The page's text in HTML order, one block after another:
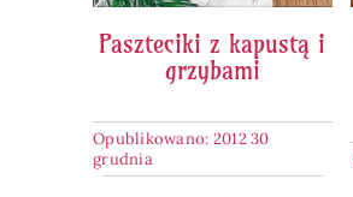
Paszteciki z kapustą i
grzybami
Opublikowano: 2012 30
grudnia